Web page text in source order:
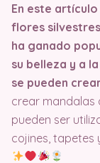
En este
flores
ha ganado
su belleza y a
se pueden
crear mandalas
pueden ser
cojines, tapetes